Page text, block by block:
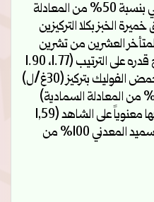
تميزت معاملات التسميد المعدني بنسبة 50% من المعادلة
الخبز بكلا التركيزين
المتأخر العشرين من تشرين
الثاني عند الصنف الكسواني بإنتاج قدره على الترتيب (1.77، 1.90
) كما تميز الرش الورقي بحمض الفوليك بتركيز (30غ/ل)
التسميد المعدني بنسبة (50% من المعادلة السمادية)
)؛ بتفوقها معنوياً على الشاهد (1,59
) (موعد الزراعة الأول والتسميد المعدني 100% من